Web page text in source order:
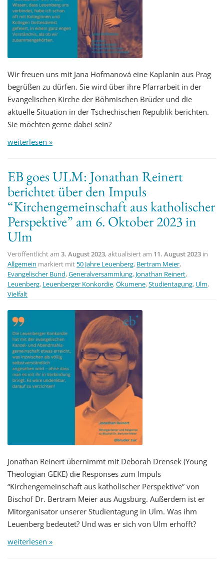
Wir freuen uns mit Jana Hofmanová eine Kaplanin aus Prag
begrüßen zu dürfen. Sie wird über ihre Pfarrarbeit in der
Evangelischen Kirche der Böhmischen Brüder und die
aktuelle Situation in der Tschechischen Republik berichten.
Sie möchten gerne dabei sein?
weiterlesen »
EB goes ULM: Jonathan Reinert
berichtet über den Impuls
“Kirchengemeinschaft aus katholischer
Perspektive” am 6. Oktober 2023 in
Ulm
Veröffentlicht am 3. August 2023, aktualisiert am 11. August 2023 in
Allgemein markiert mit 50 Jahre Leuenberg, Bertram Meier,
Evangelischer Bund,Generalversammlung, Jonathan Reinert,
Leuenberg, Leuenberger Konkordie,Ökumene,Studientagung, Ulm,
Vielfalt
Jonathan Reinert übernimmt mit Deborah Drensek (Young
Theologian GEKE) die Responses zum Impuls
“Kirchengemeinschaft aus katholischer Perspektive” von
Bischof Dr. Bertram Meier aus Augsburg. Außerdem ist er
Mitorganisator unserer Studientagung in Ulm. Was ihm
Leuenberg bedeutet? Und was er sich von Ulm erhofft?
weiterlesen »